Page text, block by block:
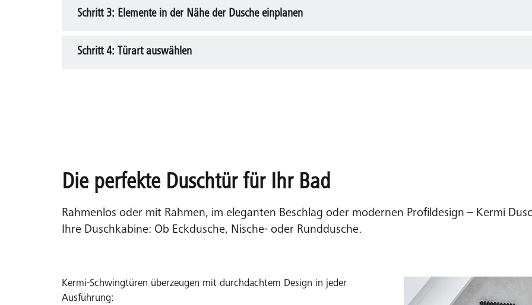
Überlegen Sie, wie viel Platz Sie für den Einstieg benötigen und wie oft die Tür genutzt wird. Prüfen Sie, ob
Schritt 3: Elemente in der Nähe der Dusche einplanen
Planen Sie einen Badheizkörper oder Handtuchhalter in der Nähe des Duschbereichs? Berücksichtigen Sie
Schritt 4: Türart auswählen
Gleittür / Schiebetür Pendeltür
Die perfekte Duschtür für Ihr Bad
Rahmenlos oder mit Rahmen, im eleganten Beschlag oder modernen Profildesign – Kermi
Ihre Duschkabine: Ob Eckdusche, Nische- oder Runddusche.
Kermi-Schwingtüren überzeugen mit durchdachtem Design in jeder
Ausführung: